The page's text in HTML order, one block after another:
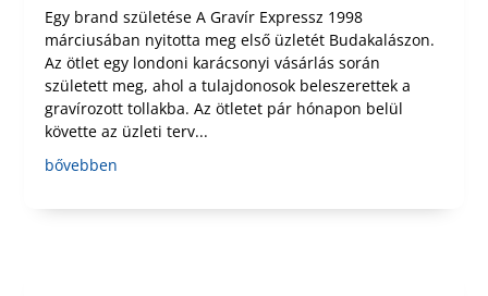
Egy brand születése A Gravír Expressz 1998
márciusában nyitotta meg első üzletét Budakalászon.
Az ötlet egy londoni karácsonyi vásárlás során
született meg, ahol a tulajdonosok beleszerettek a
gravírozott tollakba. Az ötletet pár hónapon belül
követte az üzleti terv...
bővebben